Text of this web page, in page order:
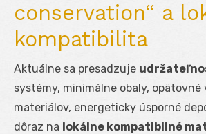
conservation“ a
kompatibilita
Aktuálne sa presadzuje
systémy, minimálne obaly,
materiálov, energeticky úsporné
dôraz na lokálne kompatibilné